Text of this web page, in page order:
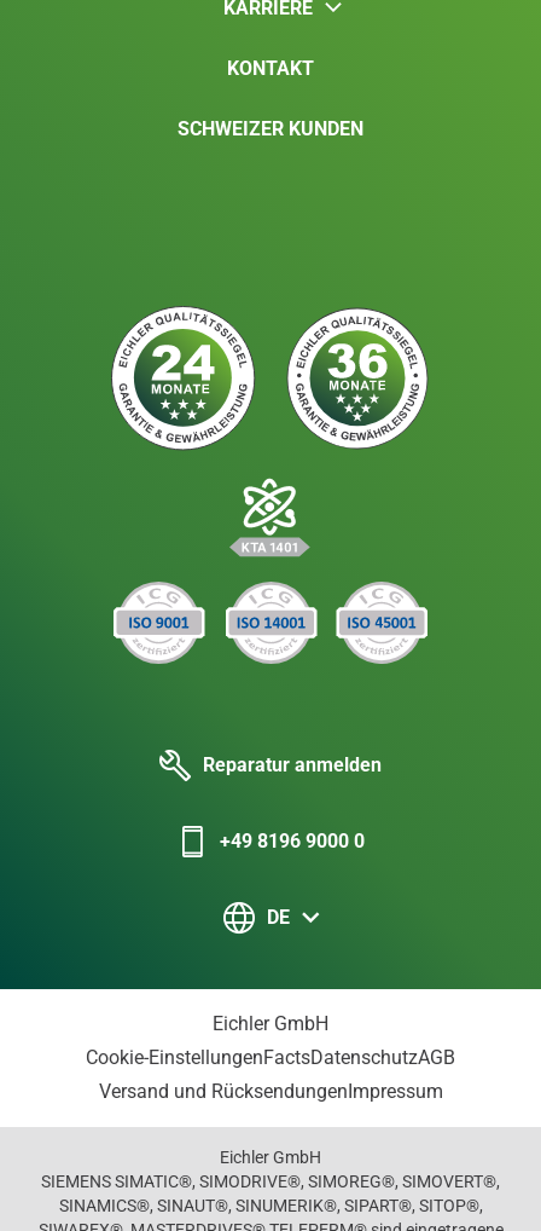
KARRIERE
KONTAKT
SCHWEIZER KUNDEN
Reparatur anmelden
+49 8196 9000 0
DE
Eichler GmbH
Cookie-EinstellungenFactsDatenschutzAGB
Versand und Rücksendungen Impressum
Eichler GmbH
SIEMENS SIMATIC®, SIMODRIVE®, SIMOREG®, SIMOVERT®,
SINAMICS®, SINAUT®, SINUMERIK®, SIPART®, SITOP®,